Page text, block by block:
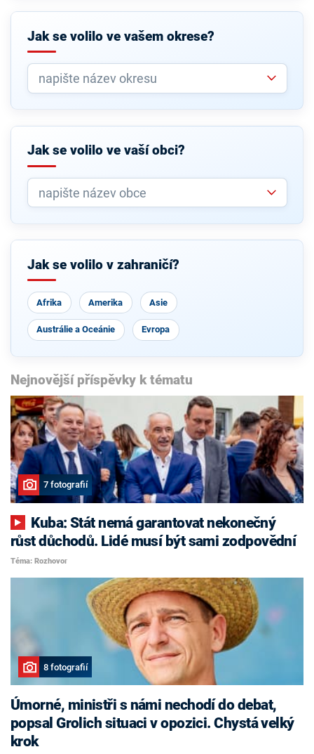
Jak se volilo ve vašem okrese?
Jak se volilo ve vaší obci?
Jak se volilo v zahraničí?
Afrika Amerika Asie
Austrálie a Oceánie Evropa
Nejnovější příspěvky k tématu
7 fotografií
růst důchodů. Lidé musí být sami zodpovědní
Téma: Rozhovor
8 fotografií
Úmorné, ministři s námi nechodí do debat,
popsal Grolich situaci v opozici. Chystá velký
krok